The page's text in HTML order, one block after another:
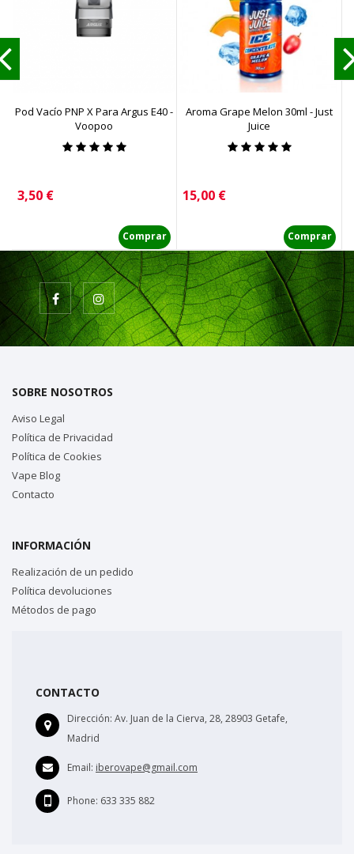
Pod Vacío PNP X Para Argus E40 -
Voopoo
Precio
3,50 €
Comprar
Aroma Grape Melon 30ml - Just
Juice
Precio
15,00 €
Comprar
SOBRE NOSOTROS
Aviso Legal
Política de Privacidad
Política de Cookies
Vape Blog
Contacto
INFORMACIÓN
Realización de un pedido
Política devoluciones
Métodos de pago
CONTACTO
Dirección: Av. Juan de la Cierva, 28, 28903 Getafe,
Madrid
Email: iberovape@gmail.com
Phone: 633 335 882